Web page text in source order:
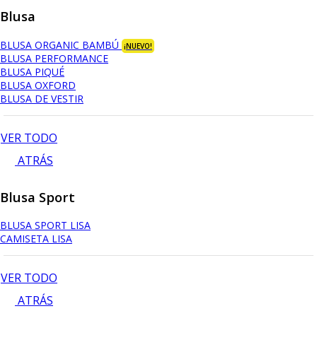
Blusa
BLUSA ORGANIC BAMBÚ ¡NUEVO!
BLUSA PERFORMANCE
BLUSA PIQUÉ
BLUSA OXFORD
BLUSA DE VESTIR
VER TODO
ATRÁS
Blusa Sport
BLUSA SPORT LISA
CAMISETA LISA
VER TODO
ATRÁS